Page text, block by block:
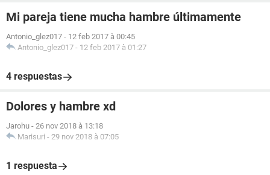
Mi pareja tiene mucha hambre últimamente
Antonio_glez017 - 12 feb 2017 à 00:45
Antonio_glez017 - 12 feb 2017 à 01:27
4 respuestas
Dolores y hambre xd
Jarohu - 26 nov 2018 à 13:18
Marisuri - 29 nov 2018 à 07:05
1 respuesta